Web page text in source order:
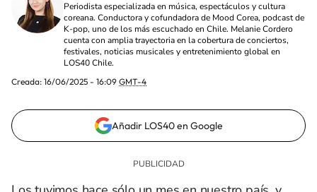
Periodista especializada en música, espectáculos y cultura
coreana. Conductora y cofundadora de Mood Corea, podcast de
K-pop, uno de los más escuchado en Chile. Melanie Cordero
cuenta con amplia trayectoria en la cobertura de conciertos,
festivales, noticias musicales y entretenimiento global en
LOS40 Chile.
Creada: 16/06/2025 - 16:09 GMT-4
Añadir LOS40 en Google